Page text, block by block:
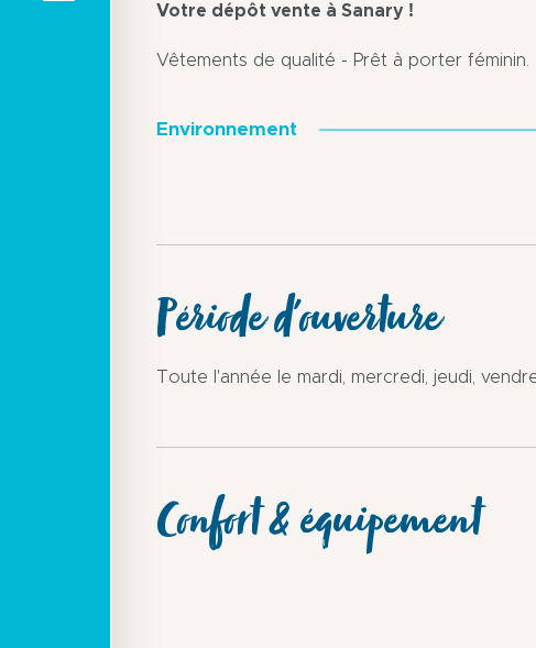
Votre dépôt vente à Sanary !
Vêtements de qualité - Prêt à porter féminin.
Environnement
Période d'ouverture
Toute l'année le mardi, mercredi, jeudi,
Confort & équipement